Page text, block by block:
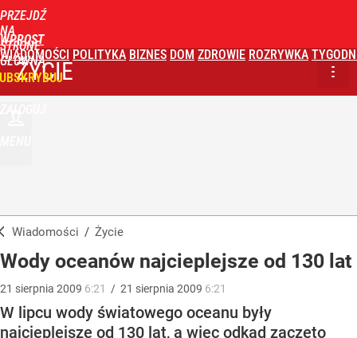
PRZEJDŹ
NA
STRONĘ
GŁÓWNĄ
WPROST
WIADOMOŚCI POLITYKA BIZNES DOM ZDROWIE ROZRYWKA
ŻYCIE
Wiadomości / Życie
Wody oceanów najcieplejsze od 130 lat
21 sierpnia 2009 6:21 / 21 sierpnia 2009 6:21
W lipcu wody światowego oceanu były
najcieplejsze od 130 lat, a więc odkąd zaczęto